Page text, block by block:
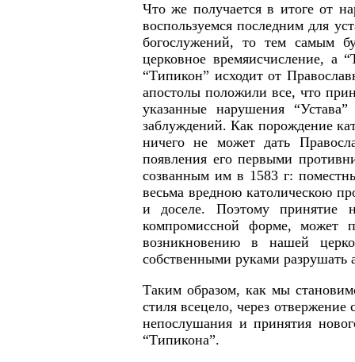
Что же получается в итоге от
воспользуемся последним для
богослужений, то тем самым
церковное времяисчисление, а
“Типикон” исходит от
апостолы положили все, что
указанные нарушения
заблуждений. Как порождение
ничего не может дать
появления его первыми
созванным им в 1583 г:
весьма вредною католическою
и доселе. Поэтому
компромиссной форме, может
возникновению в нашей
собственными руками разрушать
Таким образом, как мы
стиля всецело, через
непослушания и принятия
“Типикона”.